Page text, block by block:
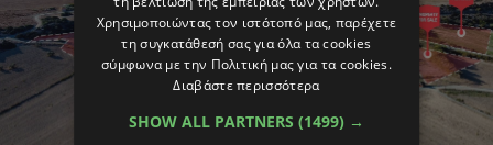
Χρησιμοποιώντας τον ιστότοπό μας, παρέχετε
τη συγκατάθεσή σας για όλα τα cookies
σύμφωνα με την Πολιτική μας για τα cookies.
Διαβάστε περισσότερα
SHOW ALL PARTNERS (1499) →